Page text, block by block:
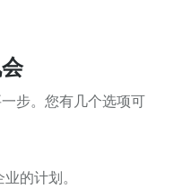
步。您有几个选项可
的计划。